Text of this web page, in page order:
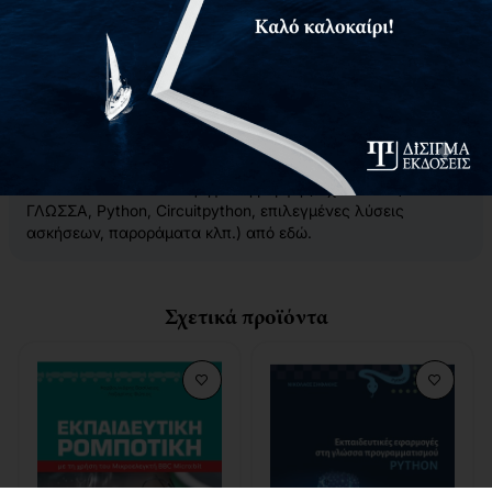
αναπτυξιακή πλατφόρμα σε Python που προσφέρει νέες
μαθησιακές εμπειρίες.
Αυτό το βιβλίο αποτελεί μια μαθησιακή γέφυρα βασισμένη
σε Python για όσους θέλουν να εξελίξουν τις γνώσεις τους
από τη βασική εκπαίδευση στη μεταλυκειακή ή στην
ακαδημαϊκή πορεία τους.
—————————————–
το συνοδευτικό
εκπαιδευτικό υλικό σε ψηφιακή μορφή (π.χ. κώδικες
ΓΛΩΣΣΑ, Python, Circuitpython, επιλεγμένες λύσεις
ασκήσεων, παροράματα κλπ.) από εδώ.
Σχετικά προϊόντα